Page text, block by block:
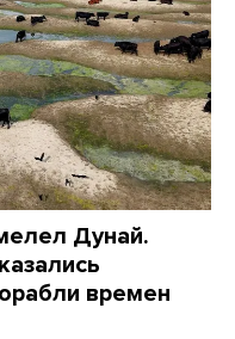
Дунай.
времен